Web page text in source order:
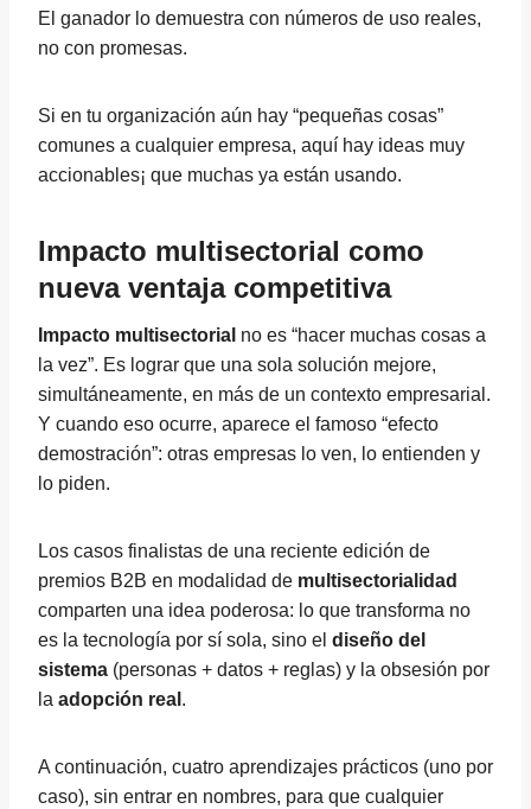
El ganador lo demuestra con números de uso reales,
no con promesas.
Si en tu organización aún hay “pequeñas cosas”
comunes a cualquier empresa, aquí hay ideas muy
accionables¡ que muchas ya están usando.
Impacto multisectorial como
nueva ventaja competitiva
Impacto multisectorial no es “hacer muchas cosas a
la vez”. Es lograr que una sola solución mejore,
simultáneamente, en más de un contexto empresarial.
Y cuando eso ocurre, aparece el famoso “efecto
demostración”: otras empresas lo ven, lo entienden y
lo piden.
Los casos finalistas de una reciente edición de
premios B2B en modalidad de multisectorialidad
comparten una idea poderosa: lo que transforma no
es la tecnología por sí sola, sino el diseño del
sistema (personas + datos + reglas) y la obsesión por
la adopción real .
A continuación, cuatro aprendizajes prácticos (uno por
caso), sin entrar en nombres, para que cualquier